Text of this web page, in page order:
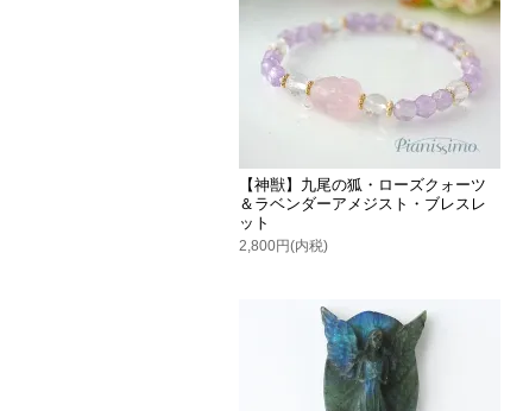
【神獣】九尾の狐・ローズクォーツ
＆ラベンダーアメジスト・ブレスレ
ット
2,800円(内税)